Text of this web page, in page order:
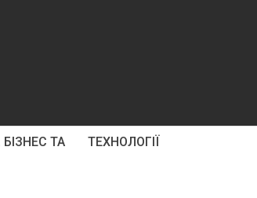
ТА
ТЕХНОЛОГІЇ